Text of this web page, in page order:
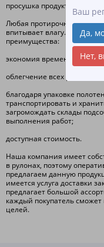
Ваш
Да,
Нет,
просушка продуктов и их
Любая протирочная
впитывает влагу.
преимущества:
экономия времени;
облегчение всех рабочих
благодаря упаковке
транспортировать и
загромождать склады
выполнения работ;
доступная стоимость.
Наша компания имеет
в рулонах, поэтому
предлагаем данную
имеется услуга доставки
предлагает большой
каждый покупатель
целей.